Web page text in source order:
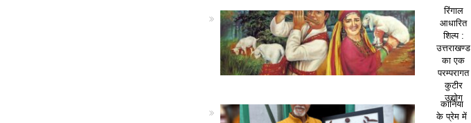
रिंगाल
आधारित
शिल्प :
उत्तराखण्ड
का एक
परम्परागत
कुटीर
उद्योग
कानिया
के प्रेम में